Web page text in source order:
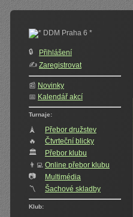
🔒
Přihlášení
✍️‍ Zaregistrovat
📰 Novinky
📅 Kalendář akcí
Turnaje:
🗼
Přebor družstev
🔥
Čtvrteční blicky
🏛
Přebor klubu
👨‍💻 Online přebor klubu
📷
Multimédia
〽️
Šachové skladby
Klub: